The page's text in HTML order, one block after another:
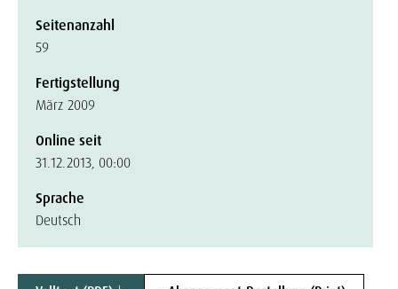
Seitenanzahl
59
Fertigstellung
März 2009
Online seit
31.12.2013, 00:00
Sprache
Deutsch